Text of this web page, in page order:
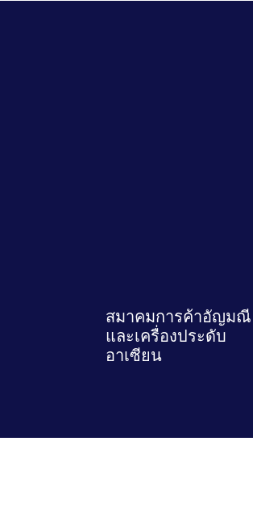
สมาคมการค้าอัญมณี
และเครื่องประดับ
อาเซียน